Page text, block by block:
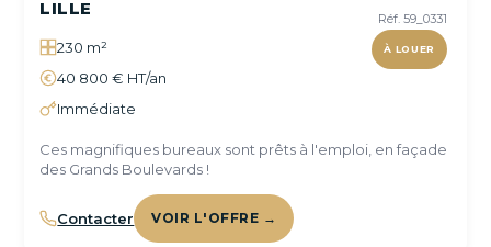
Réf. 59_0331
À LOUER
LILLE
230 m²
40 800 € HT/an
Immédiate
Ces magnifiques bureaux sont prêts à l'emploi, en façade
des Grands Boulevards !
Contacter VOIR L'OFFRE →